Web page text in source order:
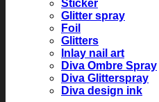
Sticker
Glitter spray
Foil
Glitters
Inlay nail art
Diva Ombre Spray
Diva Glitterspray
Diva design ink